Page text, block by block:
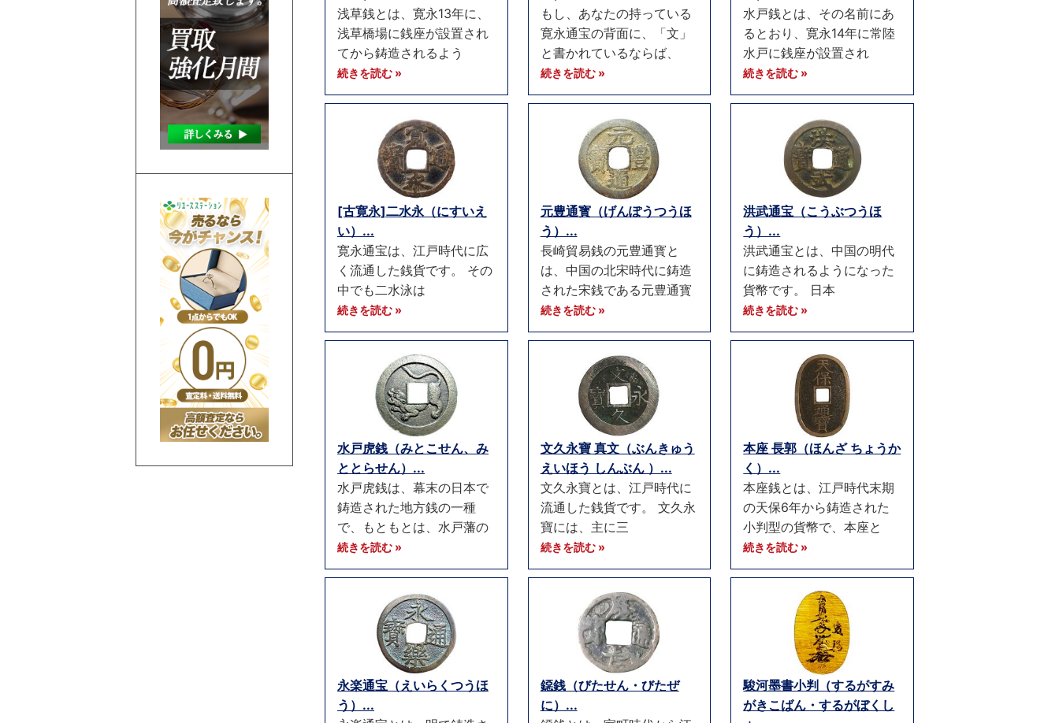
浅草銭とは、寛永13年に、
浅草橋場に銭座が設置され
てから鋳造されるよう
続きを読む »
もし、あなたの持っている
寛永通宝の背面に、「文」
と書かれているならば、
続きを読む »
水戸銭とは、その名前にあ
るとおり、寛永14年に常陸
水戸に銭座が設置され
続きを読む »
[古寛永]二水永（にすいえ
い）...
寛永通宝は、江戸時代に広
く流通した銭貨です。 その
中でも二水泳は
続きを読む »
元豊通寳（げんぽうつうほ
う）...
長崎貿易銭の元豊通寳と
は、中国の北宋時代に鋳造
された宋銭である元豊通寳
続きを読む »
洪武通宝（こうぶつうほ
う）...
洪武通宝とは、中国の明代
に鋳造されるようになった
貨幣です。 日本
続きを読む »
水戸虎銭（みとこせん、み
ととらせん）...
水戸虎銭は、幕末の日本で
鋳造された地方銭の一種
で、もともとは、水戸藩の
続きを読む »
文久永寶 真文（ぶんきゅう
えいほう しんぶん ）...
文久永寶とは、江戸時代に
流通した銭貨です。 文久永
寶には、主に三
続きを読む »
本座 長郭（ほんざ ちょうか
く）...
本座銭とは、江戸時代末期
の天保6年から鋳造された
小判型の貨幣で、本座と
続きを読む »
永楽通宝（えいらくつうほ
う）...
鐚銭（びたせん・びたぜ
に）...
駿河墨書小判（するがすみ
がきこばん・するがぼくし